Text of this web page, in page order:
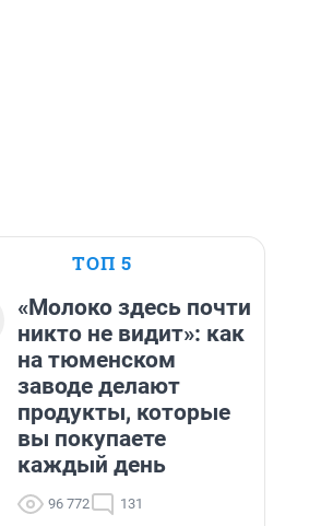
ТОП 5
«Молоко здесь почти
никто не видит»: как
на тюменском
заводе делают
продукты, которые
вы покупаете
каждый день
96 772 131